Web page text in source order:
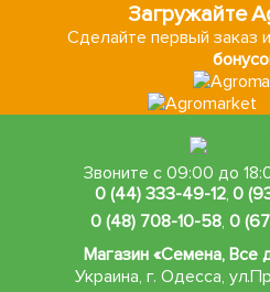
Загружайте
Сделайте первый заказ
Звоните с 09:00 до
0 (44) 333-49-12,0
0 (48) 708-10-58, 0
Магазин «Семена, Все
Украина, г. Одесса,